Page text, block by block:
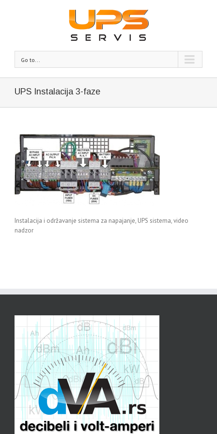
Go to...
UPS Instalacija 3-faze
Instalacija i održavanje sistema za napajanje, UPS sistema, video
nadzor